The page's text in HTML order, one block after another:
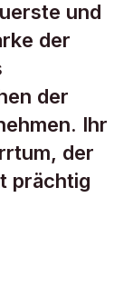
und
der
der
Ihr
der
prächtig